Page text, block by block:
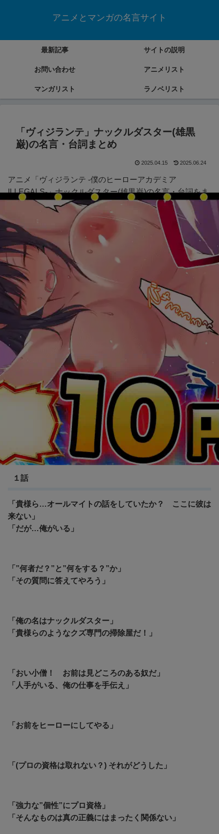
アニメとマンガの名言サイト
最新記事 サイトの説明
お問い合わせ アニメリスト
マンガリスト ラノベリスト
「ヴィジランテ」ナックルダスター(雄黒
巌)の名言・台詞まとめ
2025.04.15 2025.06.24
アニメ「ヴィジランテ -僕のヒーローアカデミア
ILLEGALS-」ナックルダスター(雄黒巌)の名言・台詞をま
とめていきます。
ヴィジランテ
１話
「貴様ら…オールマイトの話をしていたか？ ここに彼は
来ない」
「だが…俺がいる」
「”何者だ？”と”何をする？”か」
「その質問に答えてやろう」
「俺の名はナックルダスター」
「貴様らのようなクズ専門の掃除屋だ！」
「おい小僧！ お前は見どころのある奴だ」
「人手がいる、俺の仕事を手伝え」
「お前をヒーローにしてやる」
「(プロの資格は取れない？) それがどうした」
「強力な”個性”にプロ資格」
「そんなものは真の正義にはまったく関係ない」